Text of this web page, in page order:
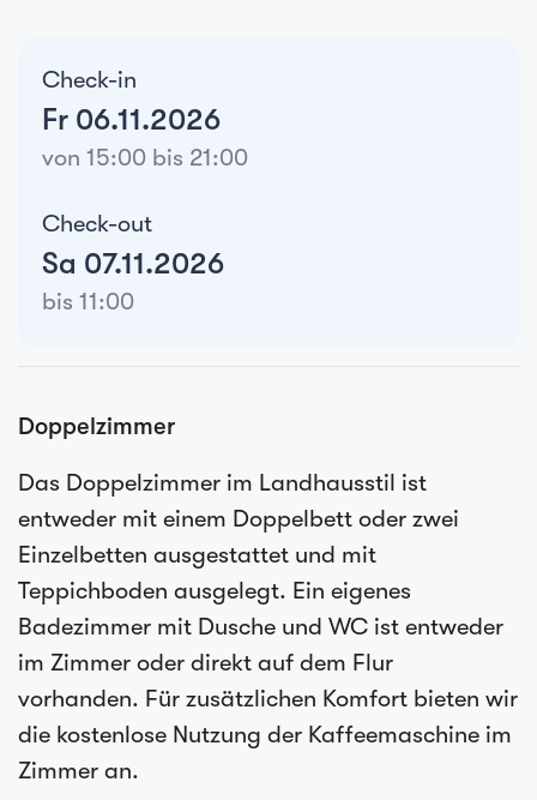
Check-in
Fr 06.11.2026
von 15:00 bis 21:00
Check-out
Sa 07.11.2026
bis 11:00
Doppelzimmer
Das Doppelzimmer im Landhausstil ist
entweder mit einem Doppelbett oder zwei
Einzelbetten ausgestattet und mit
Teppichboden ausgelegt. Ein eigenes
Badezimmer mit Dusche und WC ist entweder
im Zimmer oder direkt auf dem Flur
vorhanden. Für zusätzlichen Komfort bieten wir
die kostenlose Nutzung der Kaffeemaschine im
Zimmer an.